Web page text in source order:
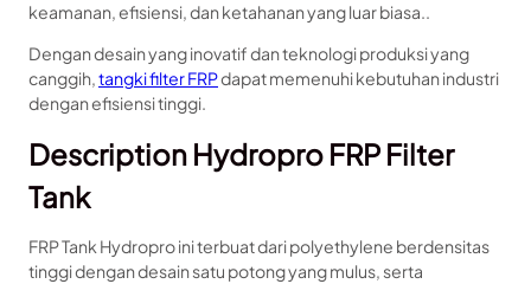
keamanan, efisiensi, dan ketahanan yang luar biasa..
Dengan desain yang inovatif dan teknologi produksi yang
canggih,tangki filter FRPdapat memenuhi kebutuhan industri
dengan efisiensi tinggi.
Description Hydropro FRP Filter
Tank
FRP Tank Hydropro ini terbuat dari polyethylene berdensitas
tinggi dengan desain satu potong yang mulus, serta